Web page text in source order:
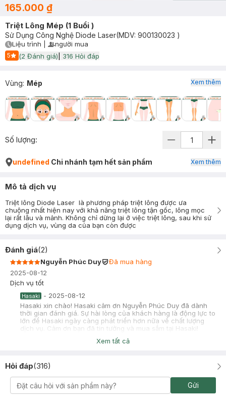
165.000 ₫
Triệt Lông Mép (1 Buổi )
Sử Dụng Công Nghệ Diode Laser(MDV: 900130023 )
Timer Gray Icon
Liệu trình User Product Icon
người mua
5
Start Icon
(2 Đánh giá) 316 Hỏi đáp
Vùng: Mép Xem thêm
Số lượng:
undefined Chi nhánh tạm hết sản phẩm Xem thêm
Mô tả dịch vụ
Triệt lông Diode Laser là phương pháp triệt lông được ưa
chuộng nhất hiện nay với khả năng triệt lông tận gốc, lông mọc
lại rất lâu và mảnh. Không chỉ dừng lại ở việc triệt lông, sau khi sử
dụng dịch vụ, vùng da của bạn còn được
Đánh giá(2)
Nguyễn Phúc Duy
Đã mua hàng
2025-08-12
Dịch vụ tốt
Hasaki - 2025-08-12
Hasaki xin chào! Hasaki cảm ơn Nguyễn Phúc Duy đã dành
thời gian đánh giá. Sự hài lòng của khách hàng là động lực to
lớn để Hasaki ngày càng phát triển hơn nữa về chất lượng
dịch vụ. Cảm ơn bạn đã tin tưởng và mua sắm tại Hasaki!
Đã mua hàng
rẻ và hiệu quả tuyệt vời
Xem tất cả
Hỏi đáp(316)
Gửi